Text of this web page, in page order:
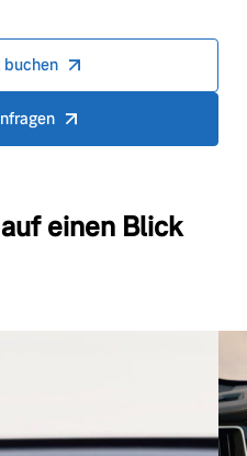
buchen
einen Blick